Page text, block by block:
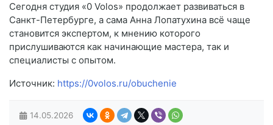
Сегодня студия «0 Volos» продолжает развиваться в
Санкт-Петербурге, а сама Анна Лопатухина всё чаще
становится экспертом, к мнению которого
прислушиваются как начинающие мастера, так и
специалисты с опытом.
Источник: https://0volos.ru/obuchenie
14.05.2026